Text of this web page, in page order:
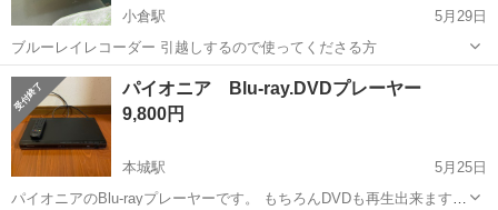
小倉駅
5月29日
ブルーレイレコーダー 引越しするので使ってくださる方
福岡 北九州市 映像プレーヤー、レコーダー
ブルーレイ
パイオニア Blu-ray.DVDプレーヤー
9,800円
本城駅
5月25日
パイオニアのBlu-rayプレーヤーです。 もちろんDVDも再生出来ます。